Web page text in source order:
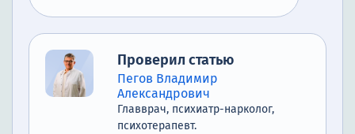
Проверил статью
Пегов Владимир
Александрович
Главврач, психиатр-нарколог,
психотерапевт.